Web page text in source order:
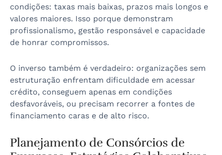
condições: taxas mais baixas, prazos mais longos e
valores maiores. Isso porque demonstram
profissionalismo, gestão responsável e capacidade
de honrar compromissos.
O inverso também é verdadeiro: organizações sem
estruturação enfrentam dificuldade em acessar
crédito, conseguem apenas em condições
desfavoráveis, ou precisam recorrer a fontes de
financiamento caras e de alto risco.
Planejamento de Consórcios de